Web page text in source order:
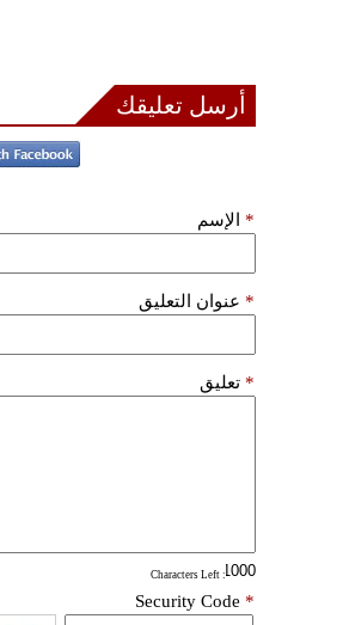
أرسل تعليقك
الإسم *
عنوان التعليق *
تعليق *
: Characters Left
Security Code *